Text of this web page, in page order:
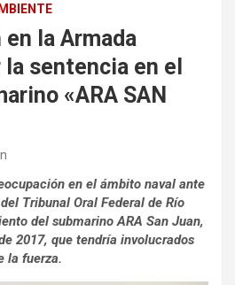
en la Armada
sentencia en el
«ARA SAN
en el ámbito naval ante
Tribunal Oral Federal de Río
del submarino ARA San Juan,
2017, que tendría involucrados
la fuerza.